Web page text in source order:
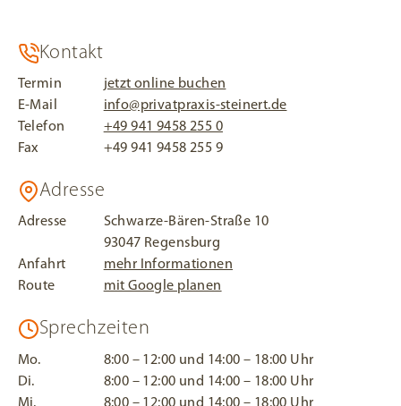
Kontakt
Termin
jetzt online buchen
E-Mail
info@privatpraxis-steinert.de
Telefon
+49 941 9458 255 0
Fax
+49 941 9458 255 9
Adresse
Adresse
Schwarze-Bären-Straße 10
93047 Regensburg
Anfahrt
mehr Informationen
Route
mit Google planen
Sprechzeiten
Mo.
8:00 – 12:00 und 14:00 – 18:00 Uhr
Di.
8:00 – 12:00 und 14:00 – 18:00 Uhr
Mi.
8:00 – 12:00 und 14:00 – 18:00 Uhr